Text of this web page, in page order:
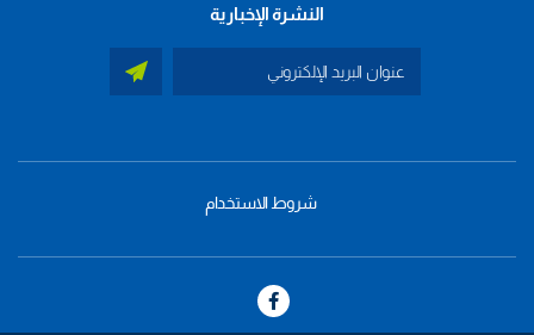
النشرة الإخبارية
footer
شروط الاستخدام